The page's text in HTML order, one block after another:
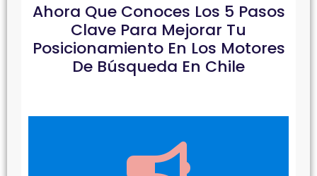
Ahora Que Conoces Los 5 Pasos
Clave Para Mejorar Tu
Posicionamiento En Los Motores
De Búsqueda En Chile